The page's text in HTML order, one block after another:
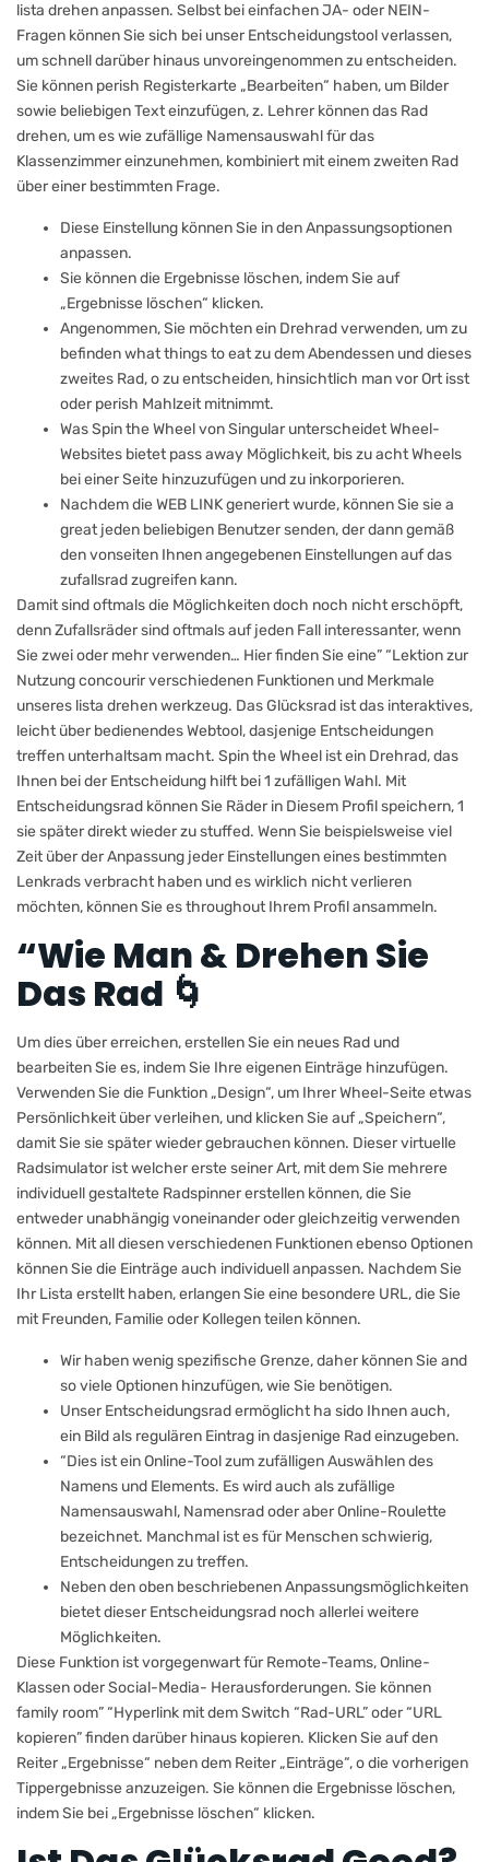
lista drehen anpassen. Selbst bei einfachen JA- oder NEIN-
Fragen können Sie sich bei unser Entscheidungstool verlassen,
um schnell darüber hinaus unvoreingenommen zu entscheiden.
Sie können perish Registerkarte „Bearbeiten“ haben, um Bilder
sowie beliebigen Text einzufügen, z. Lehrer können das Rad
drehen, um es wie zufällige Namensauswahl für das
Klassenzimmer einzunehmen, kombiniert mit einem zweiten Rad
über einer bestimmten Frage.
Diese Einstellung können Sie in den Anpassungsoptionen
anpassen.
Sie können die Ergebnisse löschen, indem Sie auf
„Ergebnisse löschen“ klicken.
Angenommen, Sie möchten ein Drehrad verwenden, um zu
befinden what things to eat zu dem Abendessen und dieses
zweites Rad, o zu entscheiden, hinsichtlich man vor Ort isst
oder perish Mahlzeit mitnimmt.
Was Spin the Wheel von Singular unterscheidet Wheel-
Websites bietet pass away Möglichkeit, bis zu acht Wheels
bei einer Seite hinzuzufügen und zu inkorporieren.
Nachdem die WEB LINK generiert wurde, können Sie sie a
great jeden beliebigen Benutzer senden, der dann gemäß
den vonseiten Ihnen angegebenen Einstellungen auf das
zufallsrad zugreifen kann.
Damit sind oftmals die Möglichkeiten doch noch nicht erschöpft,
denn Zufallsräder sind oftmals auf jeden Fall interessanter, wenn
Sie zwei oder mehr verwenden… Hier finden Sie eine” “Lektion zur
Nutzung concourir verschiedenen Funktionen und Merkmale
unseres lista drehen werkzeug. Das Glücksrad ist das interaktives,
leicht über bedienendes Webtool, dasjenige Entscheidungen
treffen unterhaltsam macht. Spin the Wheel ist ein Drehrad, das
Ihnen bei der Entscheidung hilft bei 1 zufälligen Wahl. Mit
Entscheidungsrad können Sie Räder in Diesem Profil speichern, 1
sie später direkt wieder zu stuffed. Wenn Sie beispielsweise viel
Zeit über der Anpassung jeder Einstellungen eines bestimmten
Lenkrads verbracht haben und es wirklich nicht verlieren
möchten, können Sie es throughout Ihrem Profil ansammeln.
“Wie Man & Drehen Sie
Das Rad 🌀
Um dies über erreichen, erstellen Sie ein neues Rad und
bearbeiten Sie es, indem Sie Ihre eigenen Einträge hinzufügen.
Verwenden Sie die Funktion „Design“, um Ihrer Wheel-Seite etwas
Persönlichkeit über verleihen, und klicken Sie auf „Speichern“,
damit Sie sie später wieder gebrauchen können. Dieser virtuelle
Radsimulator ist welcher erste seiner Art, mit dem Sie mehrere
individuell gestaltete Radspinner erstellen können, die Sie
entweder unabhängig voneinander oder gleichzeitig verwenden
können. Mit all diesen verschiedenen Funktionen ebenso Optionen
können Sie die Einträge auch individuell anpassen. Nachdem Sie
Ihr Lista erstellt haben, erlangen Sie eine besondere URL, die Sie
mit Freunden, Familie oder Kollegen teilen können.
Wir haben wenig spezifische Grenze, daher können Sie and
so viele Optionen hinzufügen, wie Sie benötigen.
Unser Entscheidungsrad ermöglicht ha sido Ihnen auch,
ein Bild als regulären Eintrag in dasjenige Rad einzugeben.
“Dies ist ein Online-Tool zum zufälligen Auswählen des
Namens und Elements. Es wird auch als zufällige
Namensauswahl, Namensrad oder aber Online-Roulette
bezeichnet. Manchmal ist es für Menschen schwierig,
Entscheidungen zu treffen.
Neben den oben beschriebenen Anpassungsmöglichkeiten
bietet dieser Entscheidungsrad noch allerlei weitere
Möglichkeiten.
Diese Funktion ist vorgegenwart für Remote-Teams, Online-
Klassen oder Social-Media- Herausforderungen. Sie können
family room” “Hyperlink mit dem Switch “Rad-URL” oder “URL
kopieren” finden darüber hinaus kopieren. Klicken Sie auf den
Reiter „Ergebnisse“ neben dem Reiter „Einträge“, o die vorherigen
Tippergebnisse anzuzeigen. Sie können die Ergebnisse löschen,
indem Sie bei „Ergebnisse löschen“ klicken.